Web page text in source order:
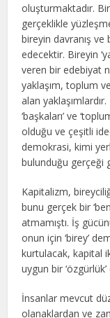
oluşturmaktadır.
gerçeklikle
bireyin davranış ve
edecektir. Bireyin
veren bir edebiyat
yaklaşım, toplum
alan
‘başkaları’ ve
olduğu ve çeşitli
demokrasi, kimi
bulunduğu gerçeği
Kapitalizm,
bunu gerçek bir
atmamıştı. İş
onun için ‘birey’
kurtulacak, kapital
uygun bir
İnsanlar mevcut
olanaklardan ve